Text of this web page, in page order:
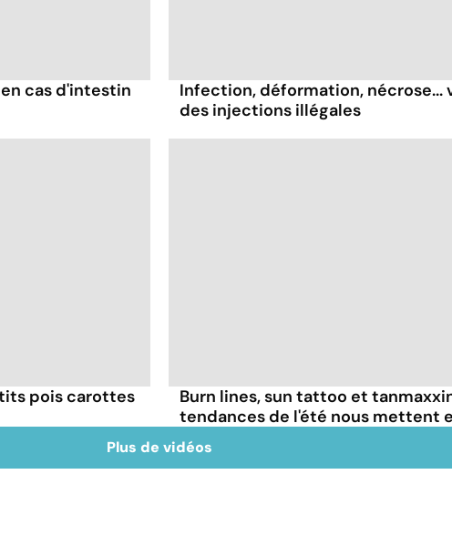
cas d'intestin
Infection, déformation, nécrose...
des injections illégales
pois carottes
Burn lines, sun tattoo et
tendances de l'été nous mettent
Plus de vidéos